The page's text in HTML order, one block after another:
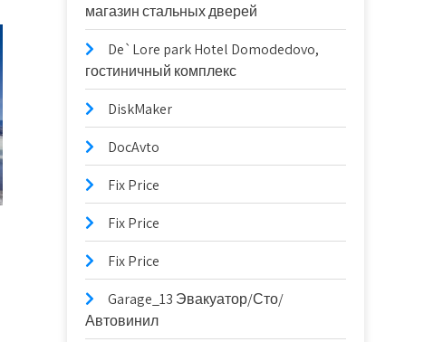
магазин стальных дверей
De`Lore park Hotel Domodedovo,
гостиничный комплекс
DiskMaker
DocAvto
Fix Price
Fix Price
Fix Price
Garage_13 Эвакуатор/Сто/
Автовинил